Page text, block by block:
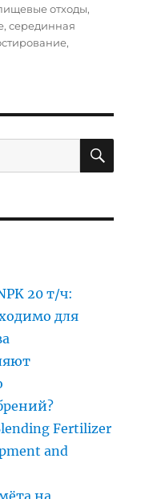
отходы,
,серединная
,
20 т/ч:
для
Fertilizer
and